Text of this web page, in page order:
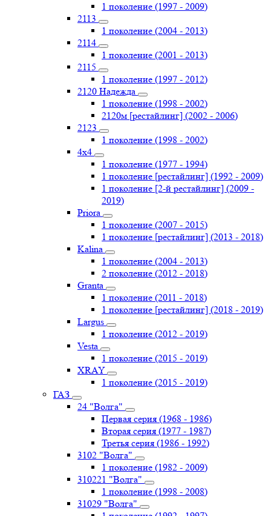
1 поколение (1997 - 2009)
2113
1 поколение (2004 - 2013)
2114
1 поколение (2001 - 2013)
2115
1 поколение (1997 - 2012)
2120 Надежда
1 поколение (1998 - 2002)
2120м [рестайлинг] (2002 - 2006)
2123
1 поколение (1998 - 2002)
4х4
1 поколение (1977 - 1994)
1 поколение [рестайлинг] (1992 - 2009)
1 поколение [2-й рестайлинг] (2009 -
2019)
Priоra
1 поколение (2007 - 2015)
1 поколение [рестайлинг] (2013 - 2018)
Kalina
1 поколение (2004 - 2013)
2 поколение (2012 - 2018)
Granta
1 поколение (2011 - 2018)
1 поколение [рестайлинг] (2018 - 2019)
Largus
1 поколение (2012 - 2019)
Vesta
1 поколение (2015 - 2019)
XRAY
1 поколение (2015 - 2019)
ГАЗ
24 "Волга"
Первая серия (1968 - 1986)
Вторая серия (1977 - 1987)
Третья серия (1986 - 1992)
3102 "Волга"
1 поколение (1982 - 2009)
310221 "Волга"
1 поколение (1998 - 2008)
31029 "Волга"